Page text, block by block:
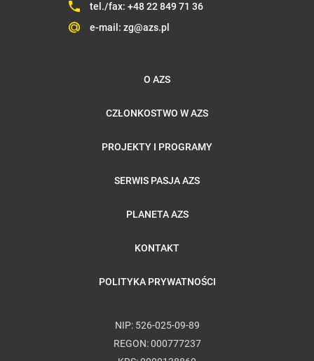
tel./fax: +48 22 849 71 36
e-mail: zg@azs.pl
O AZS
CZŁONKOSTWO W AZS
PROJEKTY I PROGRAMY
SERWIS PASJA AZS
PLANETA AZS
KONTAKT
POLITYKA PRYWATNOŚCI
NIP: 526-025-09-89
REGON: 000777237